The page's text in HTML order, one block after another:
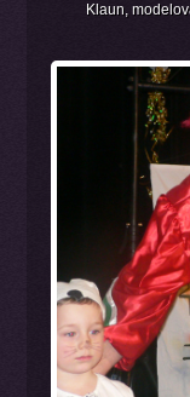
Klaun,